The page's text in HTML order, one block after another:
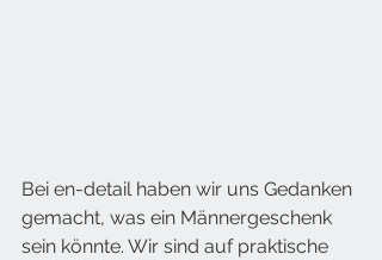
Bei en-detail haben wir uns Gedanken
gemacht, was ein Männergeschenk
sein könnte. Wir sind auf praktische